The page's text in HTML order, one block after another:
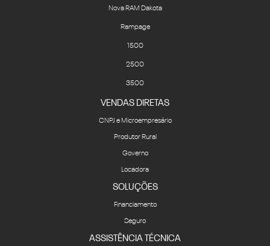
Nova RAM Dakota
Rampage
1500
2500
3500
VENDAS DIRETAS
CNPJ e Microempresário
Produtor Rural
Governo
Locadora
SOLUÇÕES
Financiamento
Seguro
ASSISTÊNCIA TÉCNICA